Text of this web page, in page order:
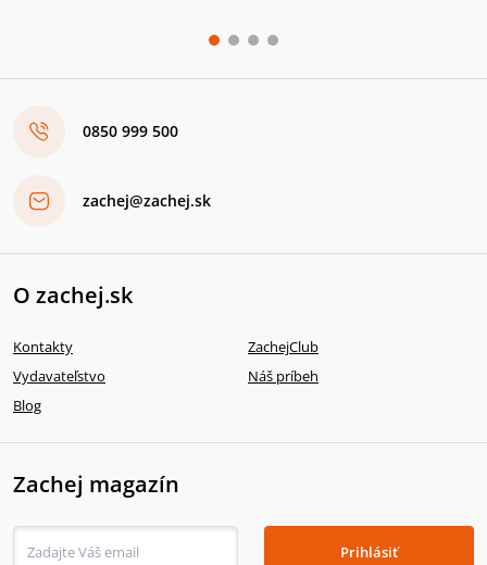
0850 999 500
zachej@zachej.sk
O zachej.sk
Kontakty
ZachejClub
Vydavateľstvo
Náš príbeh
Blog
Zachej magazín
Prihlásiť